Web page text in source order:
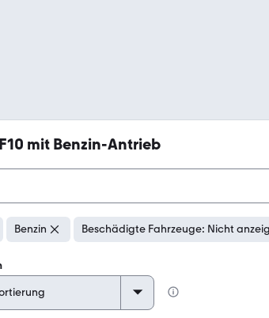
mit Benzin-Antrieb
Benzin Beschädigte Fahrzeuge: Nicht